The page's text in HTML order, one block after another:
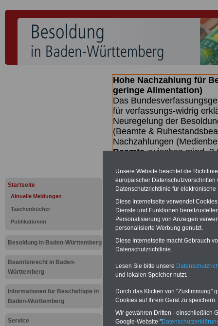
Startseite
Aktuelle Meldungen
Taschenbücher
Publikationen
Besoldung in Baden-Württemberg
Beamtenrecht in Baden-
Württemberg
Informationen für Beschäftigte in
Baden-Württemberg
Service
Hohe Nachzahlung für
geringe Alimentation)
Das
für verfassungs-widrig
Neuregelung der
(Beamte &
Nachzahlungen
Beamtezwischen mind.
dem Beschluss des
wird (wahrscheinlich im
Broschüre.
Meldung
Unsere Website beachtet die
europäischer
Datenschutzrichtlinie für
Diese Internetseite verwendet
Dienste und Funktionen
Personalisierung von Anzeigen
personalisierte Werbung genutzt.
Diese Internetseite macht Gebrauch
Datenschutzrichtlinie.
Lesen Sie bitte unsere
und lokalen Speicher nutzt.
Durch das Klicken von "Zustimmung"
Cookies auf Ihrem Gerät zu speichern.
Wir gewähren Dritten - einschließlich
Google-Website "